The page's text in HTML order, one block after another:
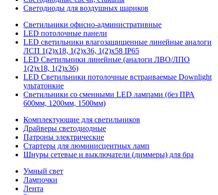
Светодиоды для воздушных шариков
Светильники офисно-административные
LED потолочные панели
LED светильники влагозащищенные линейные аналоги
ЛСП 1(2)х18, 1(2)х36, 1(2)х58 IP65
LED Светильники линейные (аналоги ЛВО/ЛПО
1(2)х18, 1(2)х36)
LED Светильники потолочные встраиваемые Downlight
ультатонкие
Светильники со сменными LED лампами (без ПРА
600мм, 1200мм, 1500мм)
Комплектующие для светильников
Драйверы светодиодные
Патроны электрические
Стартеры для люминисцентных ламп
Шнуры сетевые и выключатели (диммеры) для бра
Умный свет
Лампочки
Лента